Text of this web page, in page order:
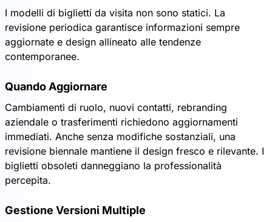
I modelli di biglietti da visita non sono statici. La
revisione periodica garantisce informazioni sempre
aggiornate e design allineato alle tendenze
contemporanee.
Quando Aggiornare
Cambiamenti di ruolo, nuovi contatti, rebranding
aziendale o trasferimenti richiedono aggiornamenti
immediati. Anche senza modifiche sostanziali, una
revisione biennale mantiene il design fresco e rilevante. I
biglietti obsoleti danneggiano la professionalità
percepita.
Gestione Versioni Multiple